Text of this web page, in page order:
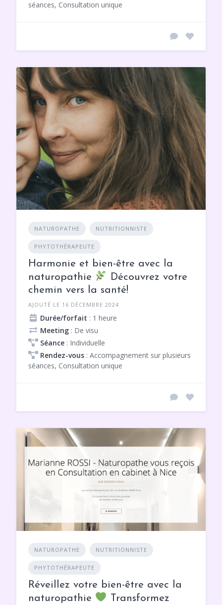
séances, Consultation unique
NATUROPATHE NUTRITIONNISTE
PHYTOTHÉRAPEUTE
Harmonie et bien-être avec la
naturopathie
Découvrez votre
chemin vers la santé!
AJOUTÉ LE 16 DÉCEMBRE 2024
Durée/forfait : 1 heure
Meeting : De visu
Séance : Individuelle
Rendez-vous : Accompagnement sur plusieurs
séances, Consultation unique
NATUROPATHE NUTRITIONNISTE
PHYTOTHÉRAPEUTE
Réveillez votre bien-être avec la
naturopathie
Transformez